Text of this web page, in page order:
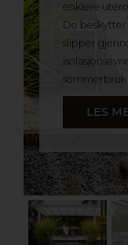
enklere
De beskytter
slipper
sommerbruk
LES